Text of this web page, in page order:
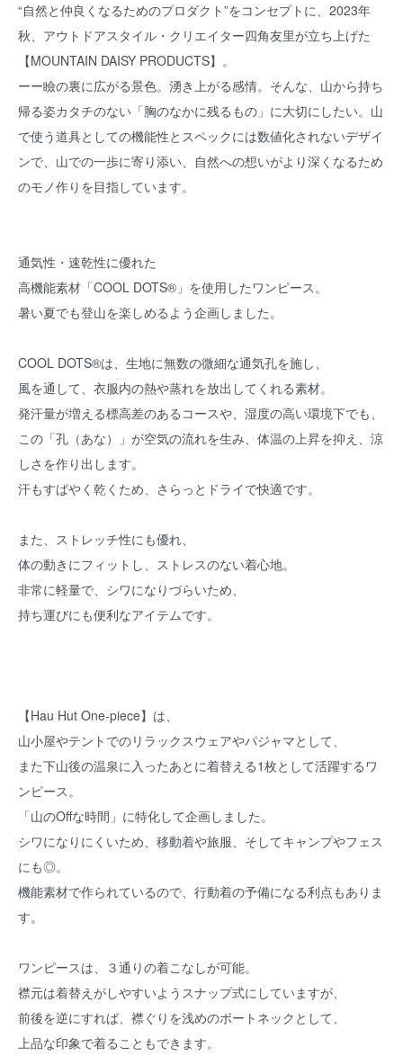
“自然と仲良くなるためのプロダクト”をコンセプトに、2023年
秋、アウトドアスタイル・クリエイター四角友里が立ち上げた
【MOUNTAIN DAISY PRODUCTS】。
ーー瞼の裏に広がる景色。湧き上がる感情。そんな、山から持ち
帰る姿カタチのない「胸のなかに残るもの」に大切にしたい。山
で使う道具としての機能性とスペックには数値化されないデザイ
ンで、山での一歩に寄り添い、自然への想いがより深くなるため
のモノ作りを目指しています。
通気性・速乾性に優れた
高機能素材「COOL DOTS®」を使用したワンピース。
暑い夏でも登山を楽しめるよう企画しました。
COOL DOTS®は、生地に無数の微細な通気孔を施し、
風を通して、衣服内の熱や蒸れを放出してくれる素材。
発汗量が増える標高差のあるコースや、湿度の高い環境下でも、
この「孔（あな）」が空気の流れを生み、体温の上昇を抑え、涼
しさを作り出します。
汗もすばやく乾くため、さらっとドライで快適です。
また、ストレッチ性にも優れ、
体の動きにフィットし、ストレスのない着心地。
非常に軽量で、シワになりづらいため、
持ち運びにも便利なアイテムです。
【Hau Hut One-piece】は、
山小屋やテントでのリラックスウェアやパジャマとして、
また下山後の温泉に入ったあとに着替える1枚として活躍するワ
ンピース。
「山のOffな時間」に特化して企画しました。
シワになりにくいため、移動着や旅服、そしてキャンプやフェス
にも◎。
機能素材で作られているので、行動着の予備になる利点もありま
す。
ワンピースは、３通りの着こなしが可能。
襟元は着替えがしやすいようスナップ式にしていますが、
前後を逆にすれば、襟ぐりを浅めのボートネックとして、
上品な印象で着ることもできます。